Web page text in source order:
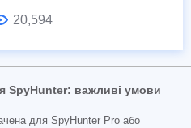
20,594
SpyHunter: важливі умови
для SpyHunter Pro або